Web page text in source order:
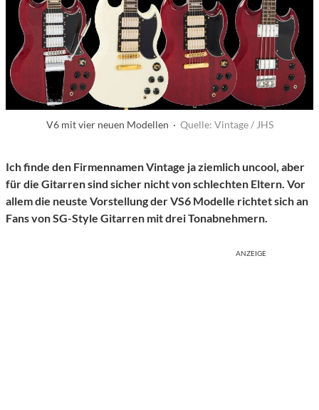
V6 mit vier neuen Modellen · Quelle: Vintage / JHS
Ich finde den Firmennamen Vintage ja ziemlich uncool, aber
für die Gitarren sind sicher nicht von schlechten Eltern. Vor
allem die neuste Vorstellung der VS6 Modelle richtet sich an
Fans von SG-Style Gitarren mit drei Tonabnehmern.
ANZEIGE